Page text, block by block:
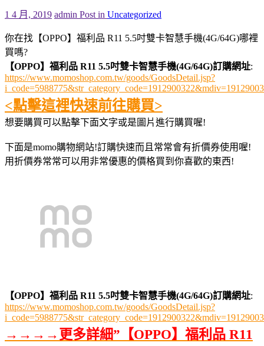
1 4 月, 2019 admin Post in Uncategorized
你在找【OPPO】福利品 R11 5.5吋雙卡智慧手機(4G/64G)哪裡
買嗎?
【OPPO】福利品 R11 5.5吋雙卡智慧手機(4G/64G)訂購網址:
https://www.momoshop.com.tw/goods/GoodsDetail.jsp?
<點擊這裡快速前往購買>
想要購買可以點擊下面文字或是圖片進行購買喔!
下面是momo購物網站!訂購快速而且常常會有折價券使用喔!
用折價券常常可以用非常優惠的價格買到你喜歡的東西!
【OPPO】福利品 R11 5.5吋雙卡智慧手機(4G/64G)訂購網址:
https://www.momoshop.com.tw/goods/GoodsDetail.jsp?
→→→→更多詳細”【OPPO】福利品 R11